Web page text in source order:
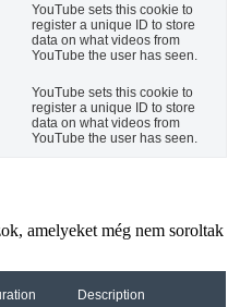
YouTube sets this cookie to
register a unique ID to store
data on what videos from
YouTube the user has seen.
YouTube sets this cookie to
register a unique ID to store
data on what videos from
YouTube the user has seen.
amelyeket még nem soroltak
Description